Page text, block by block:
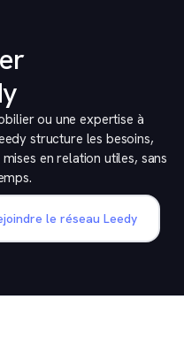
ou une expertise à
structure les besoins,
en relation utiles, sans
le réseau Leedy